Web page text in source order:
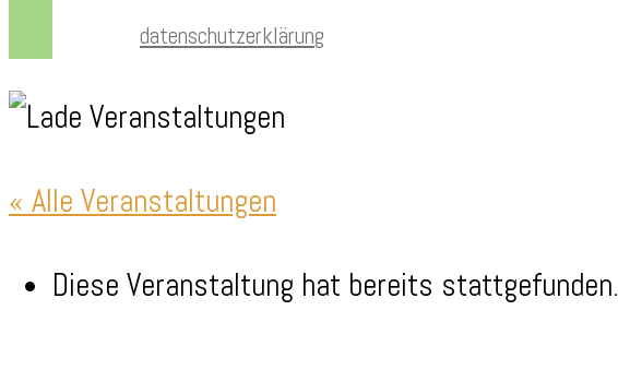
datenschutzerklärung
« Alle Veranstaltungen
Diese Veranstaltung hat bereits stattgefunden.